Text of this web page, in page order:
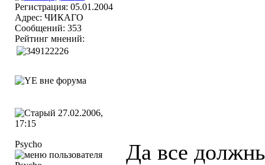
Регистрация: 05.01.2004
Адрес: ЧИКАГО
Сообщений: 353
Рейтинг мнений:
27.02.2006,
17:15
Psycho
Да все